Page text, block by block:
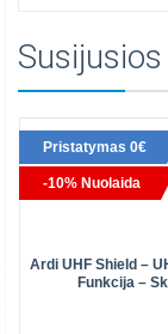
Pristatymas 0€
-10% Nuolaida
Ardi UHF Shield –
Funkcija –